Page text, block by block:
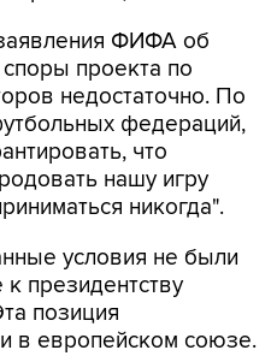
ФИФА об
проекта по
недостаточно. По
федераций,
что
нашу игру
никогда".
условия не были
президентству
позиция
в европейском союзе.